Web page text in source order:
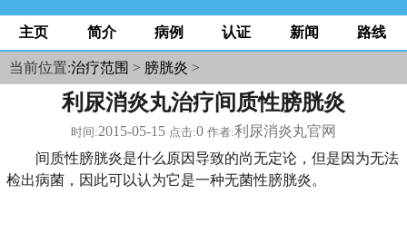
主页 简介 病例 认证 新闻 路线
当前位置:治疗范围 > 膀胱炎 >
利尿消炎丸治疗间质性膀胱炎
时间:2015-05-15 点击:0 作者:利尿消炎丸官网
间质性膀胱炎是什么原因导致的尚无定论，但是因为无法
检出病菌，因此可以认为它是一种无菌性膀胱炎。